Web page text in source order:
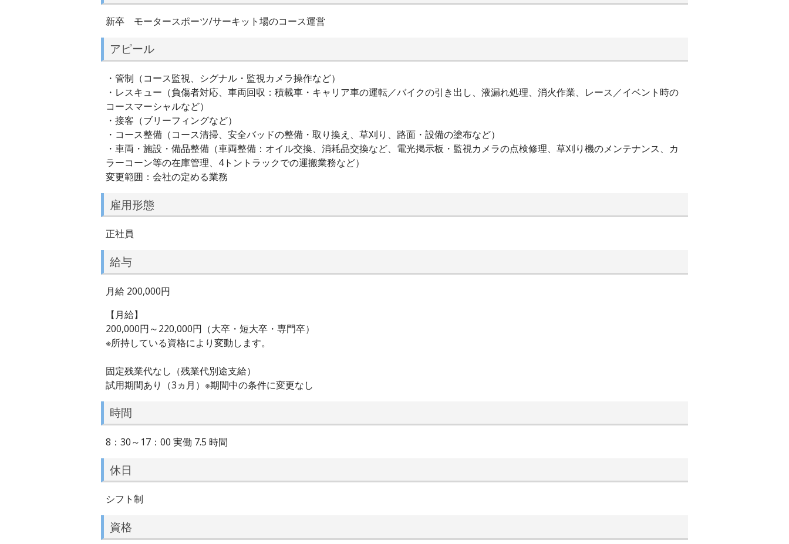
新卒 モータースポーツ/サーキット場のコース運営
アピール
・管制（コース監視、シグナル・監視カメラ操作など）
・レスキュー（負傷者対応、車両回収：積載車・キャリア車の運転／バイクの引き出し、液漏れ処理、消火作業、レース／イベント時の
コースマーシャルなど）
・接客（ブリーフィングなど）
・コース整備（コース清掃、安全バッドの整備・取り換え、草刈り、路面・設備の塗布など）
・車両・施設・備品整備（車両整備：オイル交換、消耗品交換など、電光掲示板・監視カメラの点検修理、草刈り機のメンテナンス、カ
ラーコーン等の在庫管理、4トントラックでの運搬業務など）
変更範囲：会社の定める業務
雇用形態
正社員
給与
月給 200,000円
【月給】
200,000円～220,000円（大卒・短大卒・専門卒）
※所持している資格により変動します。
固定残業代なし（残業代別途支給）
試用期間あり（3ヵ月）※期間中の条件に変更なし
時間
8：30～17：00 実働 7.5 時間
休日
シフト制
資格